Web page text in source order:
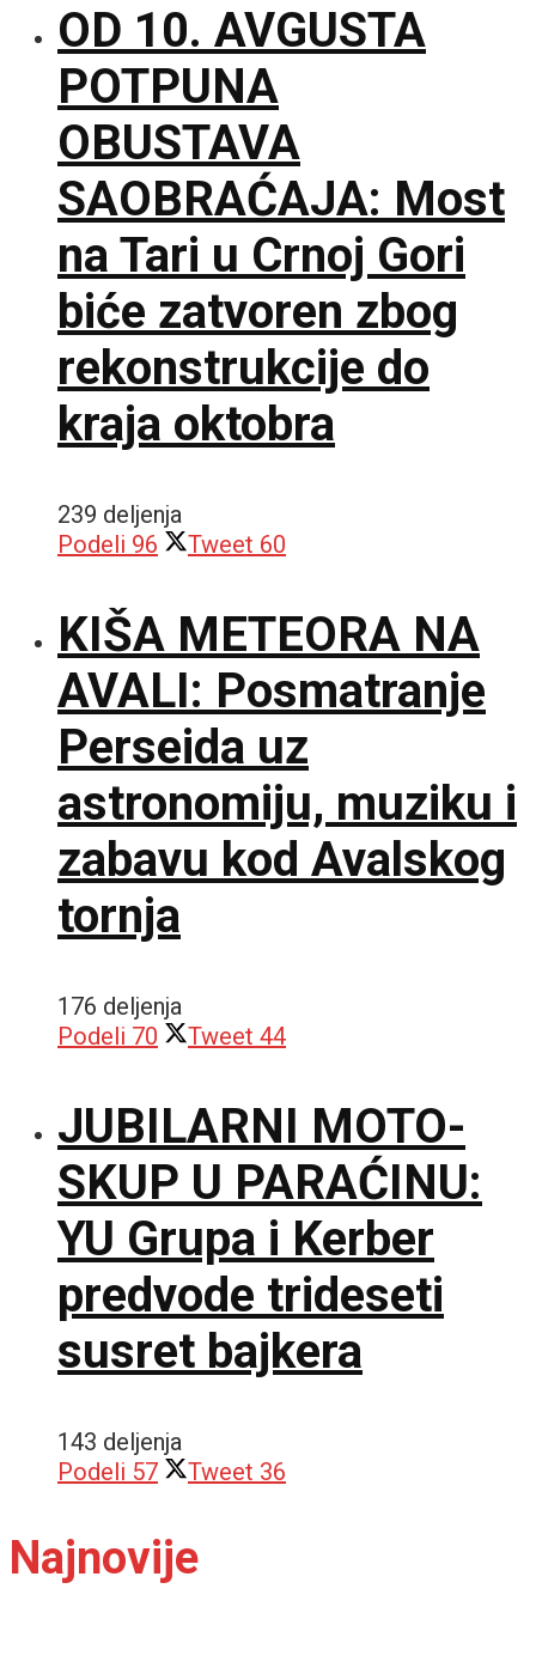
OD 10. AVGUSTA
POTPUNA
OBUSTAVA
SAOBRAĆAJA: Most
na Tari u Crnoj Gori
biće zatvoren zbog
rekonstrukcije do
kraja oktobra
239 deljenja
Podeli 96 Tweet 60
KIŠA METEORA NA
AVALI: Posmatranje
Perseida uz
astronomiju, muziku i
zabavu kod Avalskog
tornja
176 deljenja
Podeli 70 Tweet 44
JUBILARNI MOTO-
SKUP U PARAĆINU:
YU Grupa i Kerber
predvode trideseti
susret bajkera
143 deljenja
Podeli 57 Tweet 36
Najnovije